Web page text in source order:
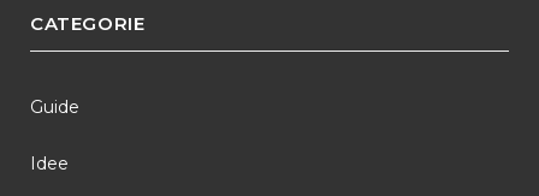
CATEGORIE
Guide
Idee